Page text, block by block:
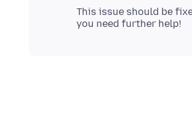
This issue should be